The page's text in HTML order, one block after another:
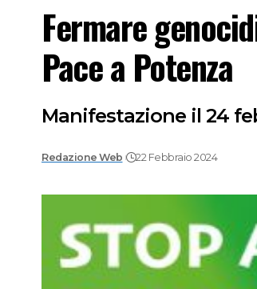
Fermare
Pace a Potenza
Manifestazione il 24
Redazione Web 22 Febbraio 2024